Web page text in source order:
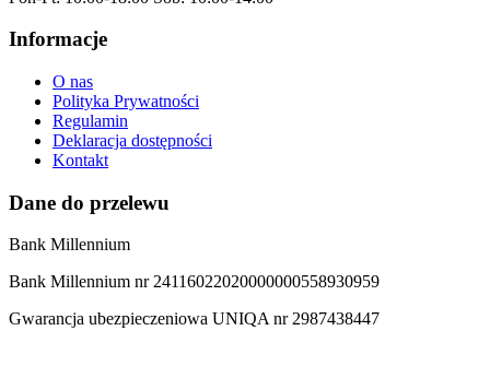
Informacje
O nas
Polityka Prywatności
Regulamin
Deklaracja dostępności
Kontakt
Dane do przelewu
Bank Millennium
Bank Millennium nr 24116022020000000558930959
Gwarancja ubezpieczeniowa UNIQA nr 2987438447